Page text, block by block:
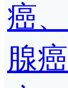
癌
腺